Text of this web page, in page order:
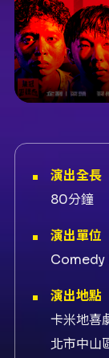
演出全長
80分鐘
演出單位
Comedy
演出地點
卡米地喜
北市中山